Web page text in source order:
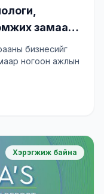
замаар
төсөл
бизнесийг
ногоон ажлын
Хэрэгжиж байна